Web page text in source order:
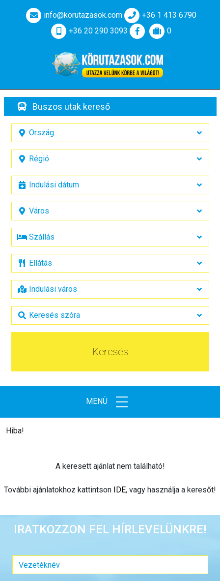
info@korutazasok.com
+36 1 413 6790
+36 20 290 3093
0
Buszos utak kereső
Keresés
MENÜ
Hiba!
A keresett ajánlat nem található!
További ajánlatokhoz kattintson IDE, vagy használja a keresőt!
IRATKOZZON FEL HÍRLEVELÜNKRE!